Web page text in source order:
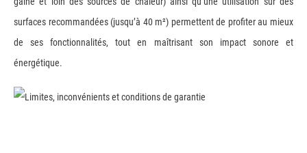
surfaces recommandées (jusqu’à 40 m²) permettent de profiter au mieux
de ses fonctionnalités, tout en maîtrisant son impact sonore et
énergétique.